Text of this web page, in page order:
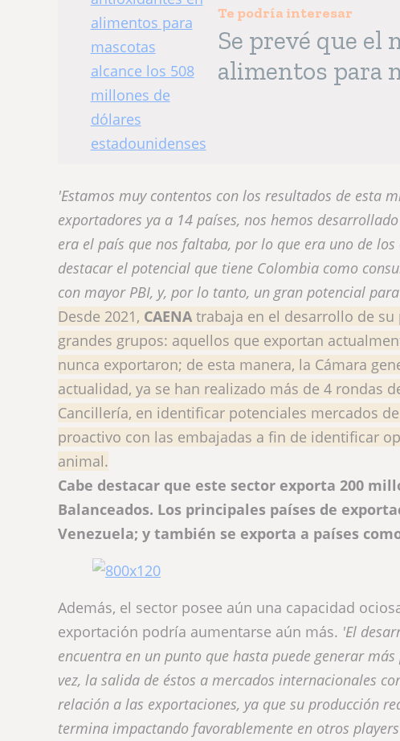
Te podría interesar
Se prevé que el
alimentos para
'Estamos muy contentos con los resultados de esta
exportadores ya a 14 países, nos hemos
era el país que nos faltaba, por lo que era uno de
destacar el potencial que tiene Colombia como
con mayor PBI, y, por lo tanto, un gran potencial
Desde 2021, CAENA trabaja en el desarrollo de
grandes grupos: aquellos que exportan
nunca exportaron; de esta manera, la Cámara
actualidad, ya se han realizado más de 4 rondas
Cancillería, en identificar potenciales mercados
proactivo con las embajadas a fin de identificar
animal.
Cabe destacar que este sector exporta 200
Balanceados. Los principales países de
Venezuela; y también se exporta a países
Además, el sector posee aún una capacidad
exportación podría aumentarse aún más. 'El
encuentra en un punto que hasta puede generar
vez, la salida de éstos a mercados internacionales
relación a las exportaciones, ya que su producción
termina impactando favorablemente en otros